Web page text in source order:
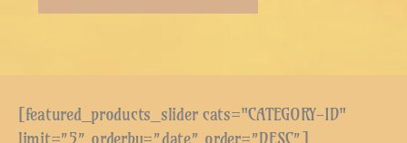
[featured_products_slider cats="CATEGORY-ID"